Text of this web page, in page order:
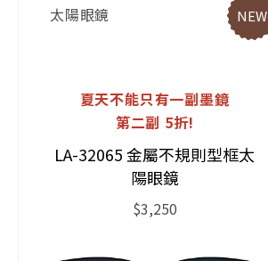
太陽眼鏡 NEW
夏天不能只有一副墨鏡
第二副 5折!
LA-32065 金屬不規則型框太
陽眼鏡
$3,250